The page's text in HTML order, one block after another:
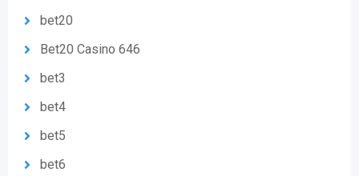
bet20
Bet20 Casino 646
bet3
bet4
bet5
bet6